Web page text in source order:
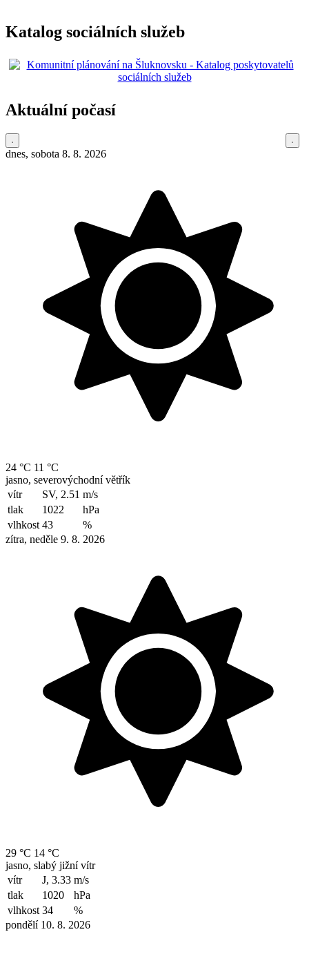
Katalog sociálních služeb
Aktuální počasí
dnes, sobota 8. 8. 2026
24 °C 11 °C
jasno, severovýchodní větřík
vítr
SV, 2.51 m/s
tlak
1022
hPa
vlhkost 43
%
zítra, neděle 9. 8. 2026
29 °C 14 °C
jasno, slabý jižní vítr
vítr
J, 3.33 m/s
tlak
1020
hPa
vlhkost 34
%
pondělí 10. 8. 2026